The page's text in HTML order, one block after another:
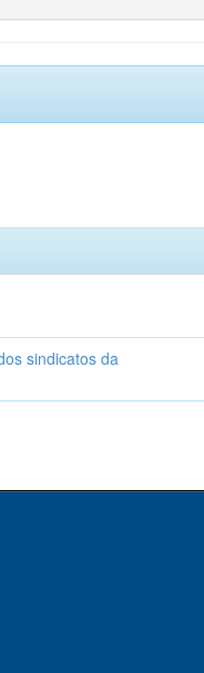
sindicatos da